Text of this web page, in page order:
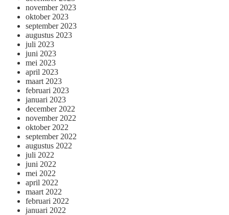
november 2023
oktober 2023
september 2023
augustus 2023
juli 2023
juni 2023
mei 2023
april 2023
maart 2023
februari 2023
januari 2023
december 2022
november 2022
oktober 2022
september 2022
augustus 2022
juli 2022
juni 2022
mei 2022
april 2022
maart 2022
februari 2022
januari 2022